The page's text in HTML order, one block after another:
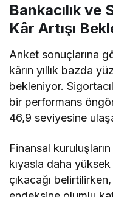
Bankacılık ve
Kâr Artışı
Anket sonuçlarına
kârın yıllık bazda
bekleniyor.
bir performans
46,9 seviyesine
Finansal
kıyasla daha yüksek
çıkacağı